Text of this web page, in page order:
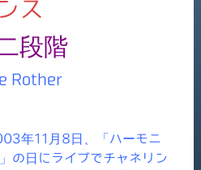
ンス
段階
Rother
年11月8日、「ハーモニ
の日にライブでチャネリン